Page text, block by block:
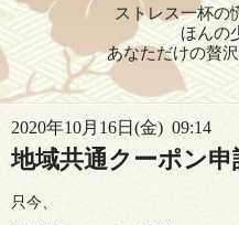
ストレス一杯の
ほんの
あなただけの贅
2020年10月16日(金) 09:14
地域共通クーポン申
只今、